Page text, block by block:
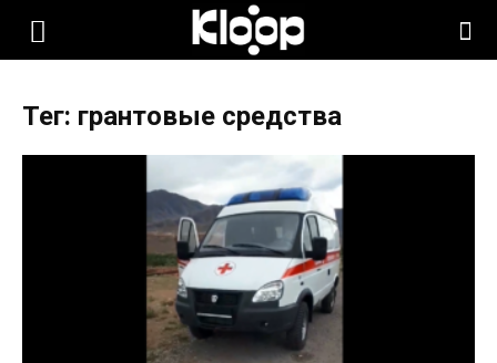
KLOOP.KG
Тег: грантовые средства